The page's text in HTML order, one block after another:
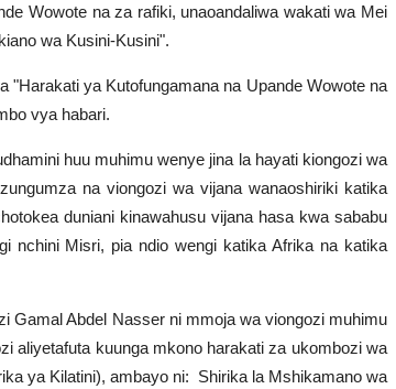
Wowote na za rafiki, unaoandaliwa wakati wa Mei
wa Kusini-Kusini".
ya Kutofungamana na Upande Wowote na
vya habari.
huu muhimu wenye jina la hayati kiongozi wa
na viongozi wa vijana wanaoshiriki katika
duniani kinawahusu vijana hasa kwa sababu
nchini Misri, pia ndio wengi katika Afrika na katika
Gamal Abdel Nasser ni mmoja wa viongozi muhimu
aliyetafuta kuunga mkono harakati za ukombozi wa
ya Kilatini), ambayo ni: Shirika la Mshikamano wa